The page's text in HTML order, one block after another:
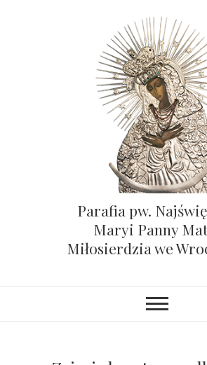
Parafia pw.
Maryi Panny
Miłosierdzia we